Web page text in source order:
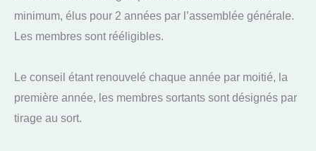
minimum, élus pour 2 années par l’assemblée générale.
Les membres sont rééligibles.
Le conseil étant renouvelé chaque année par moitié, la
première année, les membres sortants sont désignés par
tirage au sort.